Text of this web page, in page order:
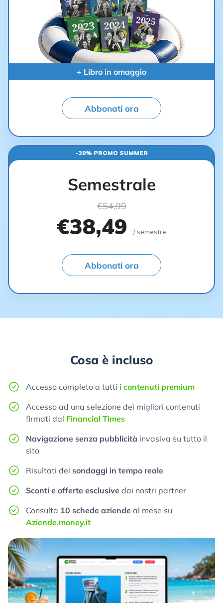
+ Libro in omaggio
Abbonati ora
-30% PROMO SUMMER
Semestrale
€54,99
€38,49 / semestre
Abbonati ora
Cosa è incluso
Accesso completo a tutti i contenuti premium
Accesso ad una selezione dei migliori contenuti
firmati dal Financial Times
Navigazione senza pubblicità invasiva su tutto il
sito
Risultati dei sondaggi in tempo reale
Sconti e offerte esclusive dai nostri partner
Consulta 10 schede aziende al mese su
Aziende.money.it